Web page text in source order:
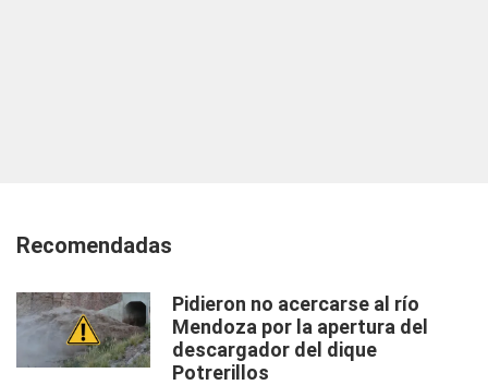
Recomendadas
Pidieron no acercarse al río
Mendoza por la apertura del
descargador del dique
Potrerillos